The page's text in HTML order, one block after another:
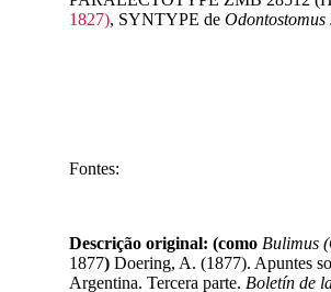
1827), SYNTYPE de Odontostomus
Fontes:
Descrição original: (como Bulimus
1877) Doering, A. (1877). Apuntes
Argentina. Tercera parte. Boletín de